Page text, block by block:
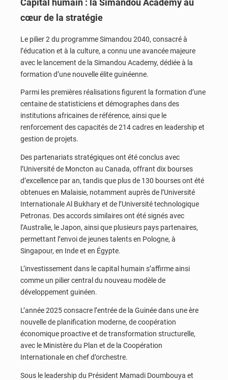
cœur de la stratégie
Le pilier 2 du programme Simandou 2040, consacré à
l’éducation et à la culture, a connu une avancée majeure
avec le lancement de la Simandou Academy, dédiée à la
formation d’une nouvelle élite guinéenne.
Parmi les premières réalisations figurent la formation d’une
centaine de statisticiens et démographes dans des
institutions africaines de référence, ainsi que le
renforcement des capacités de 214 cadres en leadership et
gestion de projets.
Des partenariats stratégiques ont été conclus avec
l’Université de Moncton au Canada, offrant dix bourses
d’excellence par an, tandis que plus de 130 bourses ont été
obtenues en Malaisie, notamment auprès de l’Université
Internationale Al Bukhary et de l’Université technologique
Petronas. Des accords similaires ont été signés avec
l’Australie, le Japon, ainsi que plusieurs pays partenaires,
permettant l’envoi de jeunes talents en Pologne, à
Singapour, en Inde et en Égypte.
L’investissement dans le capital humain s’affirme ainsi
comme un pilier central du nouveau modèle de
développement guinéen.
L’année 2025 consacre l’entrée de la Guinée dans une ère
nouvelle de planification moderne, de coopération
économique proactive et de transformation structurelle,
avec le Ministère du Plan et de la Coopération
Internationale en chef d’orchestre.
Sous le leadership du Président Mamadi Doumbouya et